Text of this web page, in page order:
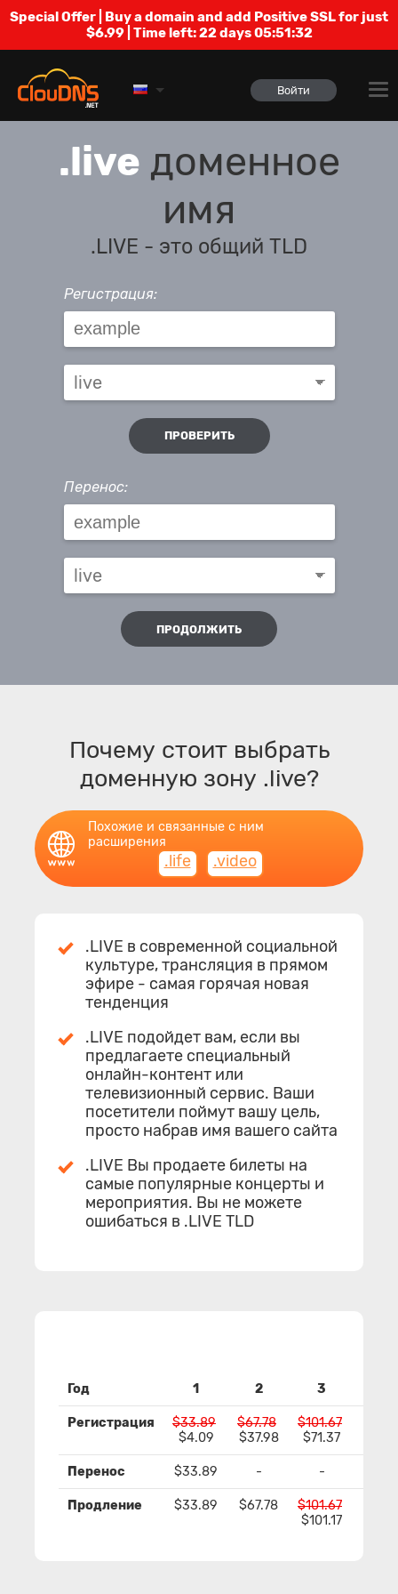
Special Offer | Buy a domain and add Positive SSL for just
$6.99 | Time left:22 days 05:51:32
Войти
.live доменное
имя
.LIVE - это общий TLD
Регистрация:
ПРОВЕРИТЬ
Перенос:
ПРОДОЛЖИТЬ
Почему стоит выбрать
доменную зону .live?
Похожие и связанные с ним
расширения
.life .video
.LIVE в современной социальной
культуре, трансляция в прямом
эфире - самая горячая новая
тенденция
.LIVE подойдет вам, если вы
предлагаете специальный
онлайн-контент или
телевизионный сервис. Ваши
посетители поймут вашу цель,
просто набрав имя вашего сайта
.LIVE Вы продаете билеты на
самые популярные концерты и
мероприятия. Вы не можете
ошибаться в .LIVE TLD
Год 1 2 3
Регистрация
$33.89
$4.09
$67.78
$37.98
$101.67
$71.37
Перенос $33.89 - -
Продление $33.89 $67.78
$101.67
$101.17